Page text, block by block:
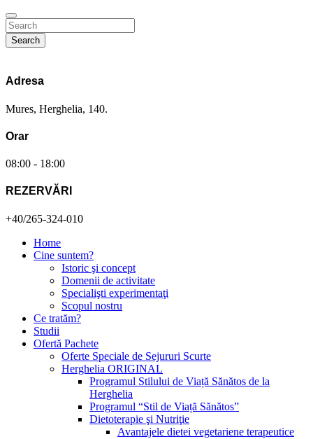
Search
Adresa
Mures, Herghelia, 140.
Orar
08:00 - 18:00
REZERVĂRI
+40/265-324-010
Home
Cine suntem?
Istoric şi concept
Domenii de activitate
Specialişti experimentaţi
Scopul nostru
Ce tratăm?
Studii
Ofertă Pachete
Oferte Speciale de Sejururi Scurte
Herghelia ORIGINAL
Programul Stilului de Viață Sănătos de la
Herghelia
Programul “Stil de Viață Sănătos”
Dietoterapie şi Nutriţie
Avantajele dietei vegetariene terapeutice